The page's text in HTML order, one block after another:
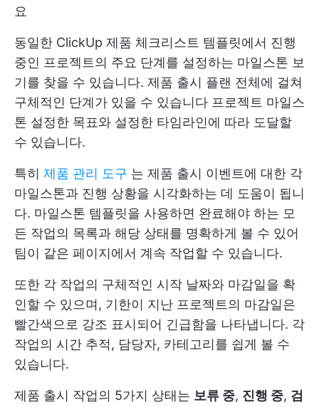
요
동일한 ClickUp 제품 체크리스트 템플릿에서 진행
중인 프로젝트의 주요 단계를 설정하는 마일스톤 보
기를 찾을 수 있습니다. 제품 출시 플랜 전체에 걸쳐
구체적인 단계가 있을 수 있습니다 프로젝트 마일스
톤 설정한 목표와 설정한 타임라인에 따라 도달할
수 있습니다.
특히 제품 관리 도구 는 제품 출시 이벤트에 대한 각
마일스톤과 진행 상황을 시각화하는 데 도움이 됩니
다. 마일스톤 템플릿을 사용하면 완료해야 하는 모
든 작업의 목록과 해당 상태를 명확하게 볼 수 있어
팀이 같은 페이지에서 계속 작업할 수 있습니다.
또한 각 작업의 구체적인 시작 날짜와 마감일을 확
인할 수 있으며, 기한이 지난 프로젝트의 마감일은
빨간색으로 강조 표시되어 긴급함을 나타냅니다. 각
작업의 시간 추적, 담당자, 카테고리를 쉽게 볼 수
있습니다.
제품 출시 작업의 5가지 상태는 보류 중, 진행 중, 검